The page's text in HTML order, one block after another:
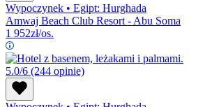
Wypoczynek • Egipt: Hurghada
Amwaj Beach Club Resort - Abu Soma
1 952zł/os.
5.0/6 (244 opinie)